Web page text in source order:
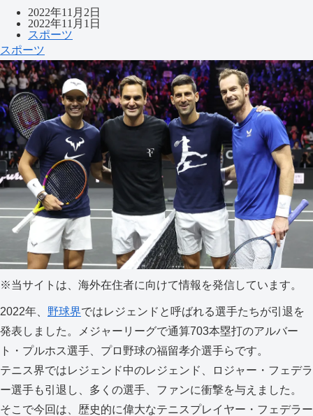
2022年11月2日
2022年11月1日
スポーツ
スポーツ
※当サイトは、海外在住者に向けて情報を発信しています。
2022年、 野球界ではレジェンドと呼ばれる選手たちが引退を
発表しました。メジャーリーグで通算703本塁打のアルバー
ト・プルホス選手、プロ野球の福留孝介選手らです。
テニス界ではレジェンド中のレジェンド、ロジャー・フェデラ
ー選手も引退し、多くの選手、ファンに衝撃を与えました。
そこで今回は、歴史的に偉大なテニスプレイヤー・フェデラー